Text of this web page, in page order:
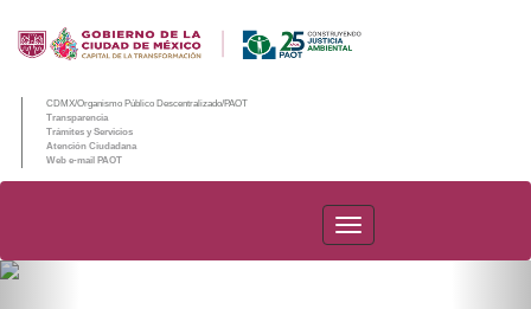
CDMX/Organismo Público Descentralizado/PAOT
Transparencia
Trámites y Servicios
Atención Ciudadana
Web e-mail PAOT
PAOT